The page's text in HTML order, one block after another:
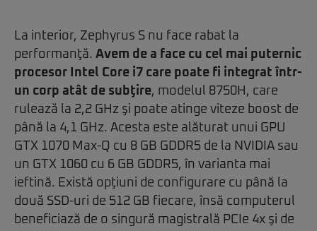
La interior, Zephyrus S nu face rabat la
performanţă. Avem de a face cu cel mai puternic
procesor Intel Core i7 care poate fi integrat într-
un corp atât de subţire, modelul 8750H, care
rulează la 2,2 GHz şi poate atinge viteze boost de
până la 4,1 GHz. Acesta este alăturat unui GPU
GTX 1070 Max-Q cu 8 GB GDDR5 de la NVIDIA sau
un GTX 1060 cu 6 GB GDDR5, în varianta mai
ieftină. Există opţiuni de configurare cu până la
două SSD-uri de 512 GB fiecare, însă computerul
beneficiază de o singură magistrală PCIe 4x şi de